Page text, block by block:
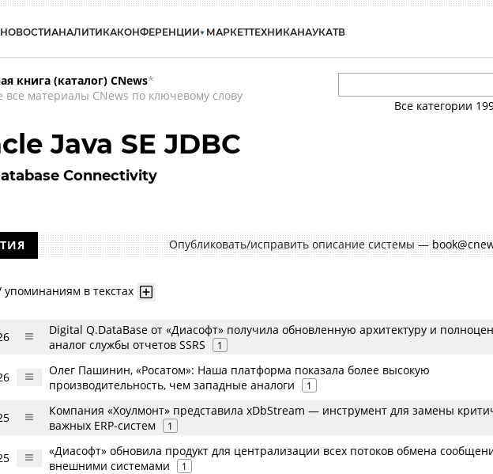
НОВОСТИАНАЛИТИКАКОНФЕРЕНЦИИ МАРКЕТТЕХНИКАНАУКАТВ
книга (каталог) CNews*
все материалы CNews по ключевому слову
Все категории
Java SE JDBC
Connectivity
Опубликовать/исправить описание системы —
упоминаниям в текстах
Digital Q.DataBase от «Диасофт» получила обновленную архитектуру и
аналог службы отчетов SSRS
1
Олег Пашинин, «Росатом»: Наша платформа показала более высокую
производительность, чем западные аналоги
1
Компания «Хоулмонт» представила xDbStream — инструмент для замены
важных ERP-систем
1
«Диасофт» обновила продукт для централизации всех потоков обмена
внешними системами
1